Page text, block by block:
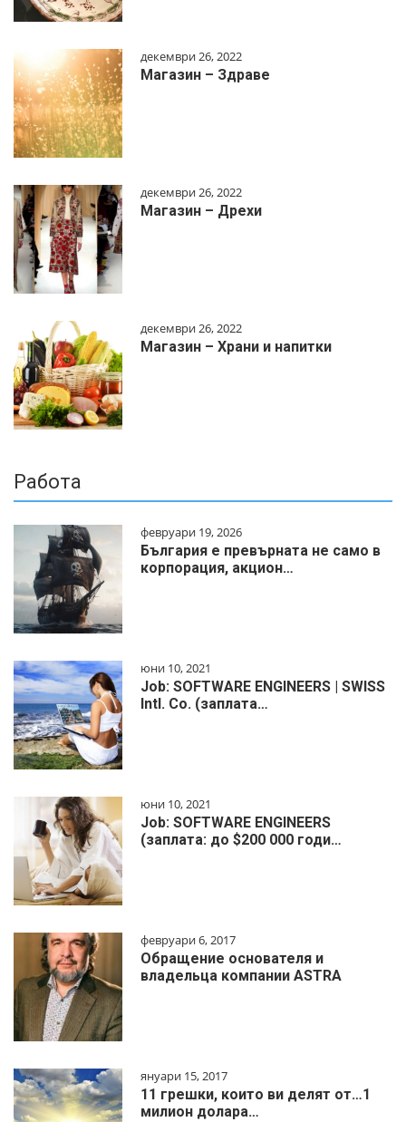
декември 26, 2022
Магазин – Здраве
декември 26, 2022
Магазин – Дрехи
декември 26, 2022
Магазин – Храни и напитки
Работа
февруари 19, 2026
България е превърната не само в
корпорация, акцион…
юни 10, 2021
Job: SOFTWARE ENGINEERS | SWISS
Intl. Co. (заплата…
юни 10, 2021
Job: SOFTWARE ENGINEERS
(заплата: до $200 000 годи…
февруари 6, 2017
Обращение основателя и
владельца компании ASTRA
януари 15, 2017
11 грешки, които ви делят от…1
милиoн дoлapa…